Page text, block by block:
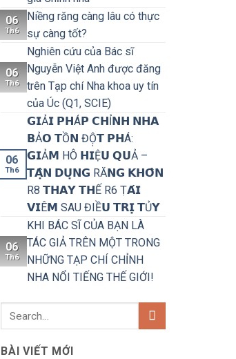
06
Th6
Niềng răng càng lâu có thực
sự càng tốt?
06
Th6
Nghiên cứu của Bác sĩ
Nguyễn Việt Anh được đăng
trên Tạp chí Nha khoa uy tín
của Úc (Q1, SCIE)
06
Th6
𝗚𝗜Ả𝗜 𝗣𝗛Á𝗣 𝗖𝗛Ỉ𝗡𝗛 𝗡𝗛𝗔
𝗕Ả𝗢 𝗧Ồ𝗡 ĐỘ̣𝗧 𝗣𝗛Á:
𝗚𝗜Ả𝗠 HÔ 𝗛𝗜Ệ𝗨 𝗤𝗨Ả –
𝗧𝗔̣̂𝗡 𝗗𝗨̣𝗡𝗚 RĂ𝗡𝗚 𝗞𝗛𝗢̂𝗡
R8 𝗧𝗛𝗔𝗬 𝗧𝗛Ế R6 Ṭ𝗔́𝗜
𝗩𝗜Ê𝗠 SAU ĐIỀ𝗨 𝗧𝗥𝗜̣ 𝗧Ủ𝗬
06
Th6
KHI BÁC SĨ CỦA BẠN LÀ
TÁC GIẢ TRÊN MỘT TRONG
NHỮNG TẠP CHÍ CHỈNH
NHA NỔI TIẾNG THẾ GIỚI!
BÀI VIẾT MỚI